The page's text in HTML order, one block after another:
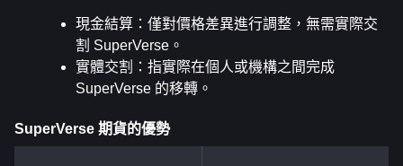
現金結算：僅對價格差異進行調整，無需實際交
割 SuperVerse。
實體交割：指實際在個人或機構之間完成
SuperVerse 的移轉。
SuperVerse 期貨的優勢